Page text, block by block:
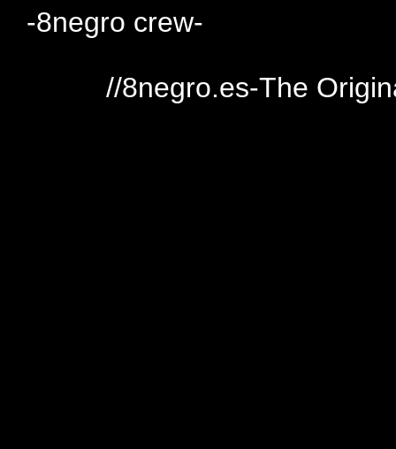
-8negro crew-
//8negro.es-The